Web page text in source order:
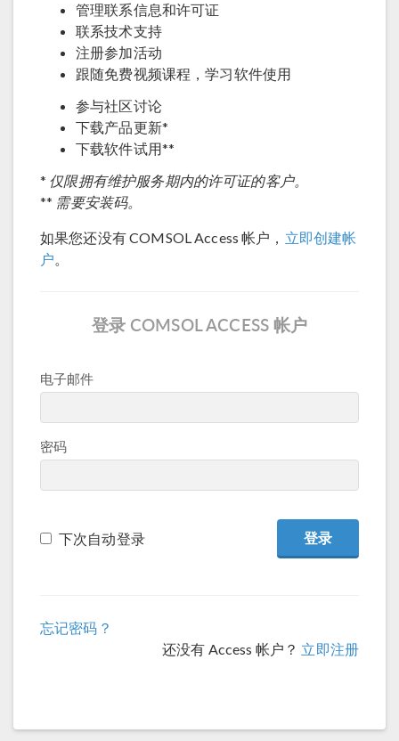
管理联系信息和许可证
联系技术支持
注册参加活动
跟随免费视频课程，学习软件使用
参与社区讨论
下载产品更新*
下载软件试用**
* 仅限拥有维护服务期内的许可证的客户。
** 需要安装码。
如果您还没有 COMSOL Access 帐户， 立即创建帐
户。
登录 COMSOL ACCESS 帐户
电子邮件
密码
下次自动登录
忘记密码？
还没有 Access 帐户？ 立即注册